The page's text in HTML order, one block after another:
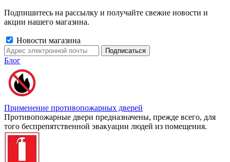
Подпишитесь на рассылку и получайте свежие новости и
акции нашего магазина.
Новости магазина
Блог
Применение противопожарных дверей
Противопожарные двери предназначены, прежде всего, для
того беспрепятственной эвакуации людей из помещения.